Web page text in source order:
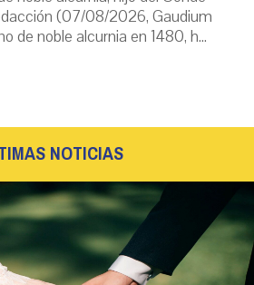
(07/08/2026, Gaudium
de noble alcurnia en 1480, h...
NOTICIAS